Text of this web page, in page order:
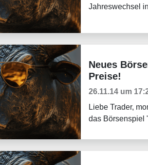
Jahreswechsel
Aktuelles
Neues
Preise!
26.11.14 um
Liebe Trader,
das Börsenspiel